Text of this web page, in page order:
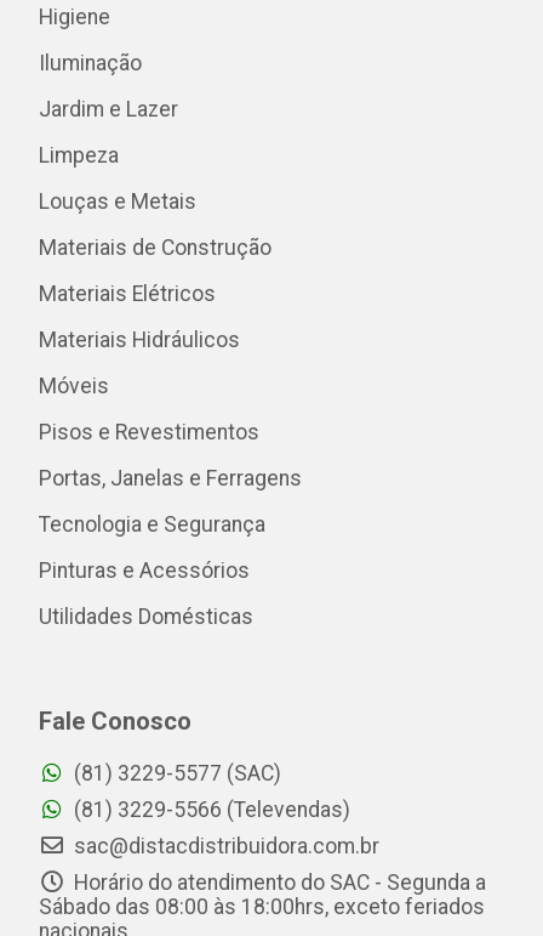
Higiene
Iluminação
Jardim e Lazer
Limpeza
Louças e Metais
Materiais de Construção
Materiais Elétricos
Materiais Hidráulicos
Móveis
Pisos e Revestimentos
Portas, Janelas e Ferragens
Tecnologia e Segurança
Pinturas e Acessórios
Utilidades Domésticas
Fale Conosco
(81) 3229-5577 (SAC)
(81) 3229-5566 (Televendas)
sac@distacdistribuidora.com.br
Horário do atendimento do SAC - Segunda a
Sábado das 08:00 às 18:00hrs, exceto feriados
nacionais.